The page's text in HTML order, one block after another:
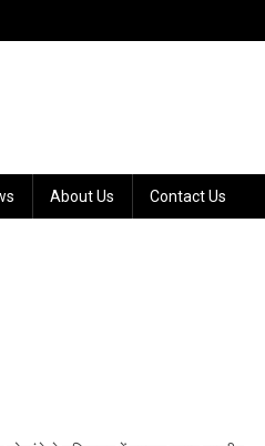
About Us Contact Us